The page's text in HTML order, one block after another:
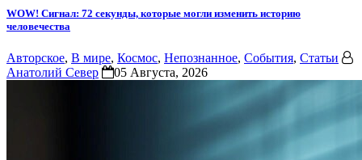
WOW! Сигнал: 72 секунды, которые могли изменить историю
человечества
Авторское, В мире, Космос, Непознанное, События, Статьи
Анатолий Север
05 Августа, 2026